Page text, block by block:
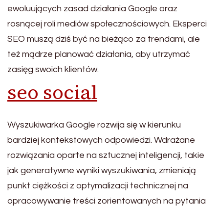
ewoluujących zasad działania Google oraz
rosnącej roli mediów społecznościowych. Eksperci
SEO muszą dziś być na bieżąco za trendami, ale
też mądrze planować działania, aby utrzymać
zasięg swoich klientów.
seo social
Wyszukiwarka Google rozwija się w kierunku
bardziej kontekstowych odpowiedzi. Wdrażane
rozwiązania oparte na sztucznej inteligencji, takie
jak generatywne wyniki wyszukiwania, zmieniają
punkt ciężkości z optymalizacji technicznej na
opracowywanie treści zorientowanych na pytania